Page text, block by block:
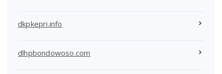
dkpkepri.info
dlhpbondowoso.com